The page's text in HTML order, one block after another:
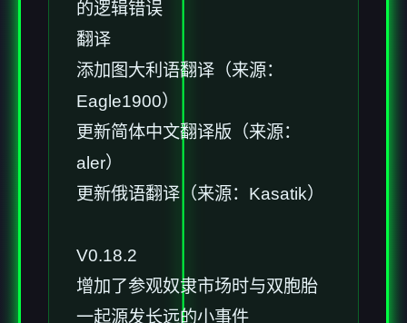
的逻辑错误
翻译
添加图大利语翻译（来源：
Eagle1900）
更新简体中文翻译版（来源：
aler）
更新俄语翻译（来源：Kasatik）
V0.18.2
增加了参观奴隶市场时与双胞胎
一起源发长远的小事件